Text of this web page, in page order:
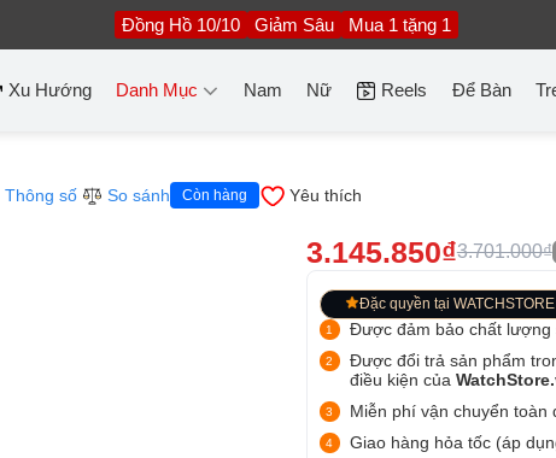
Đồng Hồ 10/10 Giảm Sâu Mua 1 tặng 1
Xu Hướng Danh Mục Nam Nữ Reels Để Bàn
Thông số So sánh Còn hàng Yêu thích
3.145.850₫3.701.000₫
Đặc quyền tại WATCHSTORE
Được đảm bảo chất lượng
Được đổi trả sản phẩm
điều kiện của
Miễn phí vận chuyển toàn
Giao hàng hỏa tốc (áp